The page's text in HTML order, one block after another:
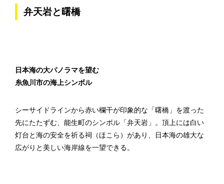
弁天岩と曙橋
日本海の大パノラマを望む
糸魚川市の海上シンボル
シーサイドラインから赤い欄干が印象的な「曙橋」を渡った
先にたたずむ、能生町のシンボル「弁天岩」。頂上には白い
灯台と海の安全を祈る祠（ほこら）があり、日本海の雄大な
広がりと美しい海岸線を一望できる。